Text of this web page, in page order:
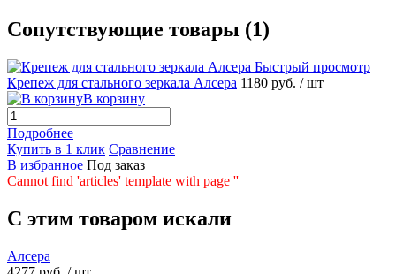
Сопутствующие товары (1)
Быстрый просмотр
Крепеж для стального зеркала Алсера 1180 руб. / шт
В корзину
Подробнее
Купить в 1 клик Сравнение
В избранное Под заказ
Cannot find 'articles' template with page ''
C этим товаром искали
Алсера